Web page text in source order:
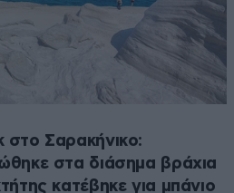
στο Σαρακήνικο:
στα διάσημα βράχια
κατέβηκε για μπάνιο